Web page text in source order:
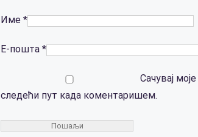
Име*
Е-пошта*
Сачувај
следећи пут када коментаришем.